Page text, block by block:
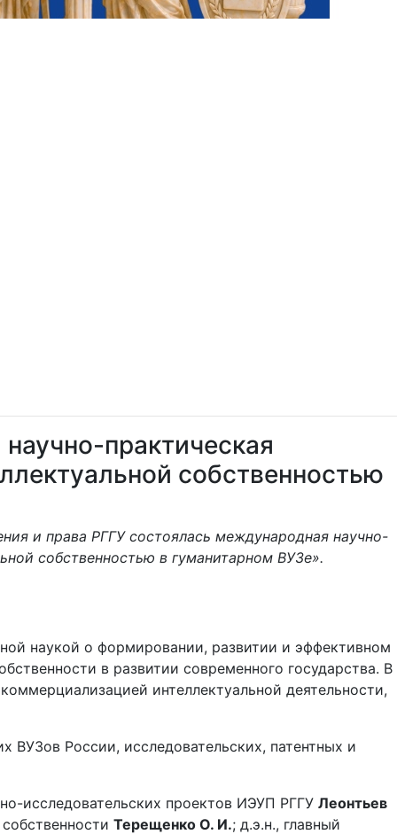
практическая
собственностью
и права РГГУ состоялась международная научно-
собственностью в гуманитарном ВУЗе».
наукой о формировании, развитии и эффективном
в развитии современного государства. В
интеллектуальной деятельности,
ВУЗов России, исследовательских, патентных и
исследовательских проектов ИЭУП РГГУ Леонтьев
Терещенко О. И.; д.э.н., главный